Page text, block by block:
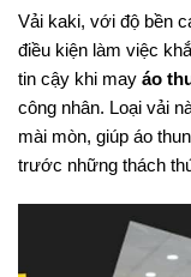
Vải kaki, với độ bền
điều kiện làm việc
tin cậy khi may áo
công nhân. Loại vải
mài mòn, giúp áo
trước những thách